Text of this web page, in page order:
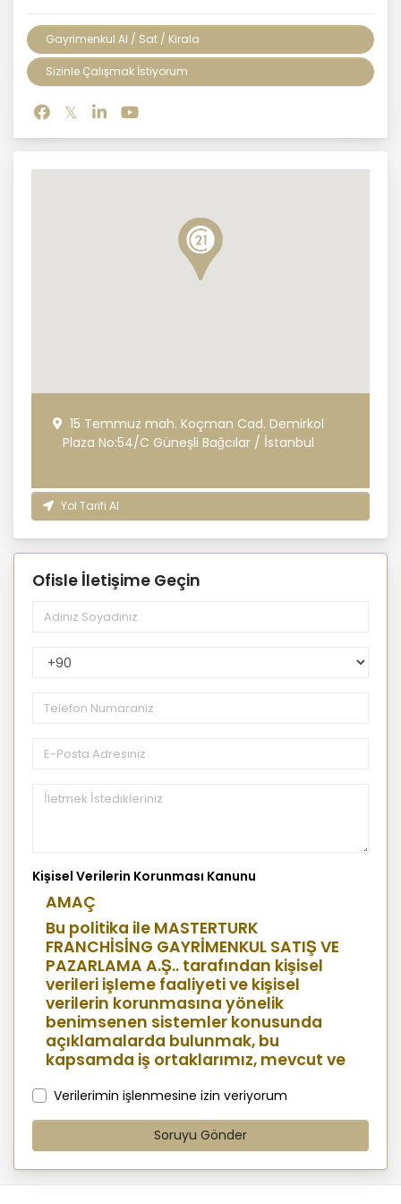
Gayrimenkul Al / Sat / Kirala
Sizinle Çalışmak İstiyorum
15 Temmuz mah. Koçman Cad. Demirkol
Plaza No:54/C Güneşli Bağcılar / İstanbul
Yol Tarifi Al
Ofisle İletişime Geçin
PhoneNumberCountryPhoneCode
Kişisel Verilerin Korunması Kanunu
AMAÇ
Bu politika ile MASTERTURK
FRANCHİSİNG GAYRİMENKUL SATIŞ VE
PAZARLAMA A.Ş.. tarafından kişisel
verileri işleme faaliyeti ve kişisel
verilerin korunmasına yönelik
benimsenen sistemler konusunda
açıklamalarda bulunmak, bu
kapsamda iş ortaklarımız, mevcut ve
potansiyel müşterilerimiz, şirket
hissedarlarımız, ziyaretçilerimiz ve
üçüncü kişiler başta olmak üzer kişisel
verileri şirketimiz tarafından işlenen
kişilerin bilgilendirilerek şeffaflığın
sağlanması amaçlanmaktadır.
Verilerimin işlenmesine izin veriyorum
Soruyu Gönder